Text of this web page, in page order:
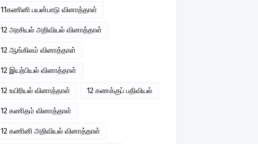
11கணினி பயன்பாடு வினாத்தாள்
12 அரசியல் அறிவியல் வினாத்தாள்
12 ஆங்கிலம் வினாத்தாள்
12 இயற்பியல் வினாத்தாள்
12 உயிரியல் வினாத்தாள் 12 கணக்குப் பதிவியல்
12 கணிதம் வினாத்தாள்
12 கணினி அறிவியல் வினாத்தாள்